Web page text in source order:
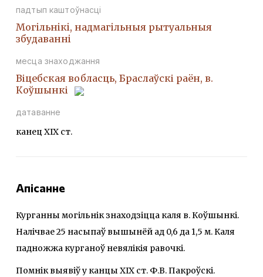
падтып каштоўнасці
Могiльнiкi, надмагiльныя рытуальныя
збудаваннi
месца знаходжання
Віцебская вобласць, Браслаўскі раён, в.
Коўшынкі
датаванне
канец XIX ст.
Апісанне
Курганны могільнік знаходзіцца каля в. Коўшынкі.
Налічвае 25 насыпаў вышынёй ад 0,6 да 1,5 м. Каля
падножжа курганоў невялікія равочкі.
Помнік выявіў у канцы ХІХ ст. Ф.В. Пакроўскі.